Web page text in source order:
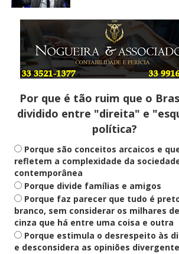
Entenda
Pix Pensão Alimentícia:
o que é e como solicitar
Saúde Mental
Plataforma oferece
saúde mental para
Digital
Definido
PT lança Patrus Ananias
candidato ao governo
Gerais
Por que é tão ruim que o
dividido entre "direita" e
política?
Porque são conceitos arcaicos e
refletem a complexidade da
contemporânea
Porque divide famílias e amigos
Porque faz parecer que tudo é
branco, sem considerar os milhares
cinza que há entre uma coisa e outra
Porque estimula o desrespeito às
e desconsidera as opiniões